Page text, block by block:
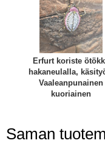
Erfurt koriste
hakaneulalla,
Vaaleanpunainen
kuoriainen
Saman